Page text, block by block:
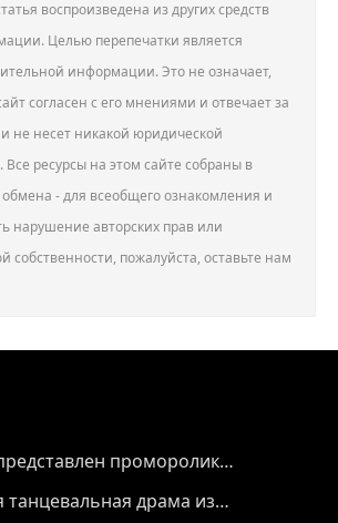
воспроизведена из других средств
Целью перепечатки является
информации. Это не означает,
согласен с его мнениями и отвечает за
не несет никакой юридической
Все ресурсы на этом сайте собраны в
- для всеобщего ознакомления и
нарушение авторских прав или
собственности, пожалуйста, оставьте нам
проморолик
по производству 2026
драма из